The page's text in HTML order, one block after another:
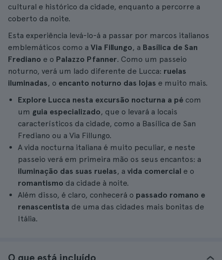
cultural e histórico da cidade, enquanto a percorre a
coberto da noite.
Esta experiência levá-lo-á a passar por marcos italianos
emblemáticos como a Via Fillungo, a Basílica de San
Frediano e o Palazzo Pfanner. Como um passeio
noturno, verá um lado diferente de Lucca: ruelas
iluminadas, o encanto noturno das lojas e muito mais.
Explore Lucca nesta excursão nocturna a pé com
um guia especializado, que o levará a locais
característicos da cidade, como a Basílica de San
Frediano ou a Via Fillungo.
A vida nocturna italiana é muito peculiar, e neste
passeio verá em primeira mão os seus encantos: a
iluminação das suas ruelas, a vida comercial e o
romantismo da cidade à noite.
Além disso, é claro, conhecerá o passado romano e
renascentista de uma das cidades mais bonitas de
Itália.
O que está incluído